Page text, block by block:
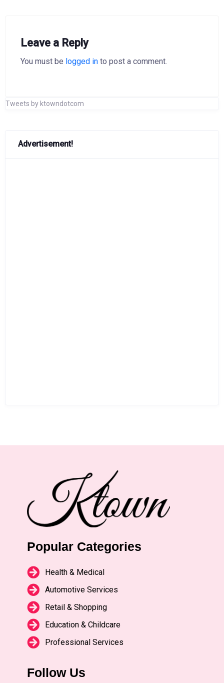
Leave a Reply
You must be logged in to post a comment.
Tweets by ktowndotcom
Advertisement!
Popular Categories
Health & Medical
Automotive Services
Retail & Shopping
Education & Childcare
Professional Services
Follow Us